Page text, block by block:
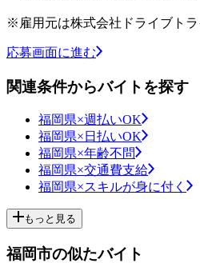
※雇用元は株式会社ドライブトラ
応募画面に進む
関連条件からバイトを探す
福岡県×週払いOK
福岡県×日払いOK
福岡県×年齢不問
福岡県×交通費支給
福岡県×スキルが身に付く
もっと見る
福岡市の似たバイト